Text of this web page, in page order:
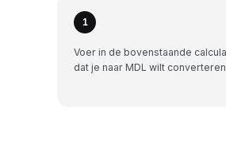
1
Voer in de bovenstaande
dat je naar MDL wilt